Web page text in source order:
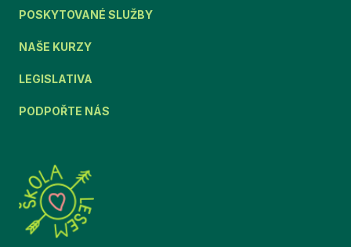
POSKYTOVANÉ SLUŽBY
NAŠE KURZY
LEGISLATIVA
PODPOŘTE NÁS